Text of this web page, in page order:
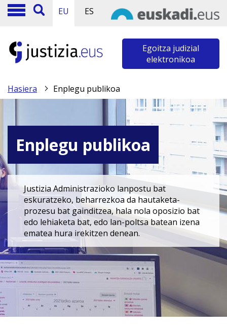
EU ES
Egoitza judizial
elektronikoa
Hasiera Enplegu publikoa
Enplegu publikoa
Justizia Administrazioko lanpostu bat
eskuratzeko, beharrezkoa da hautaketa-
prozesu bat gainditzea, hala nola oposizio bat
edo lehiaketa bat, edo lan-poltsa batean izena
ematea hura irekitzen denean.